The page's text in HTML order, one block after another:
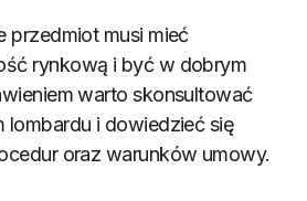
przedmiot musi mieć
rynkową i być w dobrym
warto skonsultować
lombardu i dowiedzieć się
oraz warunków umowy.